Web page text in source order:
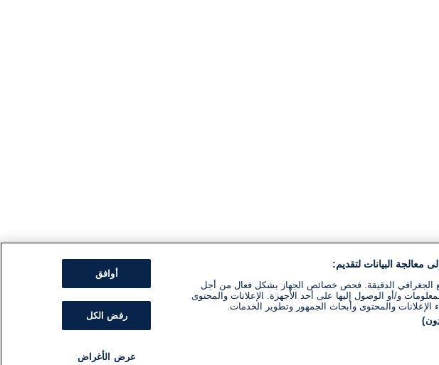
معالجة البيانات لتقديم:
الجغرافي الدقيقة. فحص خصائص الجهاز بشكل فعال من أجل
و/أو الوصول إليها على أحد الأجهزة. الإعلانات والمحتوى
والمحتوى وأبحاث الجمهور وتطوير الخدمات.
أوافق
رفض الكل
عرض الأغراض